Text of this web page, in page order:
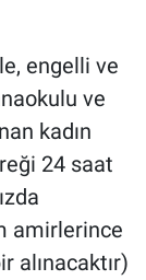
engelli ve
ve
kadın
24 saat
amirlerince
alınacaktır)